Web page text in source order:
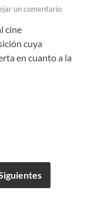
un comentario
cine
cuya
en cuanto a la